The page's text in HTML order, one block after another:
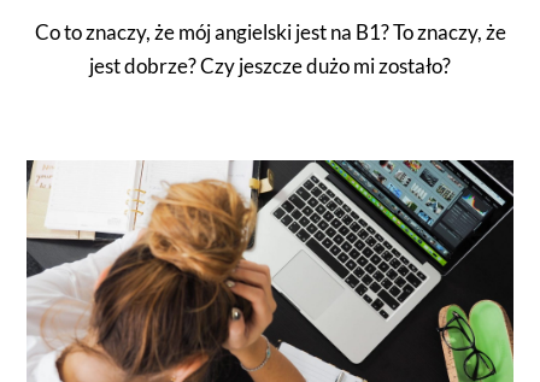
Co to znaczy, że mój angielski jest na B1? To znaczy, że
jest dobrze? Czy jeszcze dużo mi zostało?